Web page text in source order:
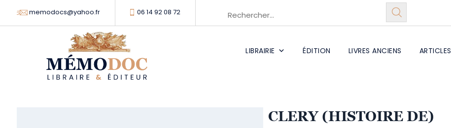
memodocs@yahoo.fr 06 14 92 08 72
LIBRAIRIE ÉDITION LIVRES ANCIENS ARTICLES
CLERY (HISTOIRE DE)